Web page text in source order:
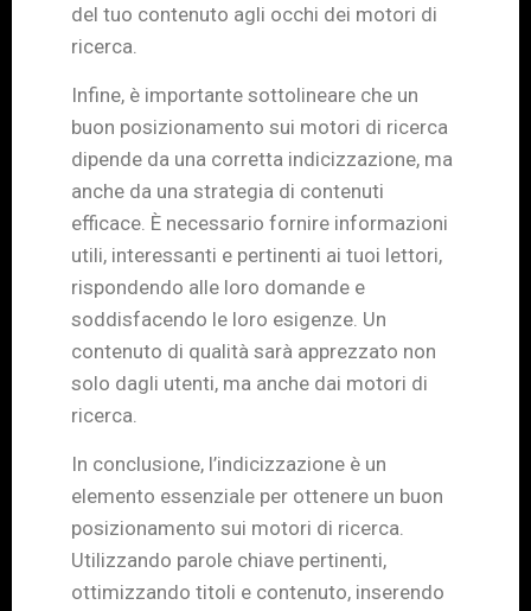
del tuo contenuto agli occhi dei motori di
ricerca.
Infine, è importante sottolineare che un
buon posizionamento sui motori di ricerca
dipende da una corretta indicizzazione, ma
anche da una strategia di contenuti
efficace. È necessario fornire informazioni
utili, interessanti e pertinenti ai tuoi lettori,
rispondendo alle loro domande e
soddisfacendo le loro esigenze. Un
contenuto di qualità sarà apprezzato non
solo dagli utenti, ma anche dai motori di
ricerca.
In conclusione, l’indicizzazione è un
elemento essenziale per ottenere un buon
posizionamento sui motori di ricerca.
Utilizzando parole chiave pertinenti,
ottimizzando titoli e contenuto, inserendo